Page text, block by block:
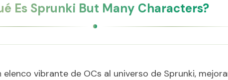
Es Sprunki But Many Characters?
vibrante de OCs al universo de Sprunki,